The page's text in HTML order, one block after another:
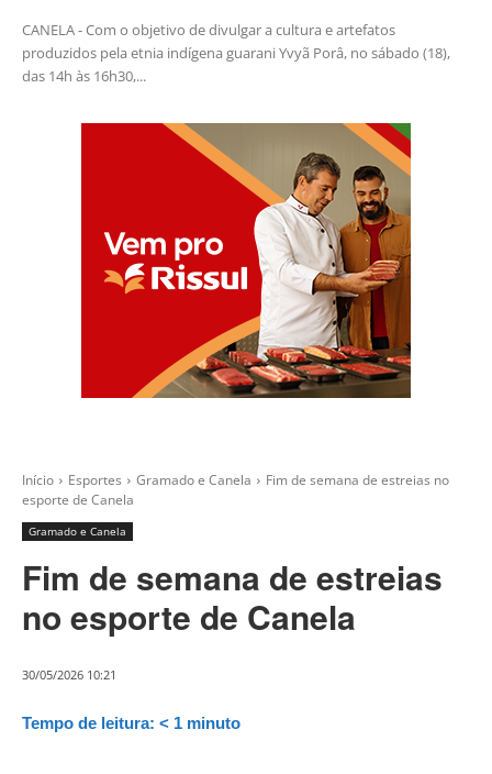
CANELA - Com o objetivo de divulgar a cultura e artefatos
produzidos pela etnia indígena guarani Yvyã Porâ, no sábado (18),
das 14h às 16h30,...